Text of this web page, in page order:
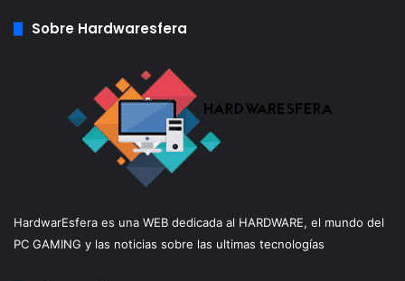
Sobre Hardwaresfera
HardwarEsfera es una WEB dedicada al HARDWARE, el mundo del
PC GAMING y las noticias sobre las ultimas tecnologías